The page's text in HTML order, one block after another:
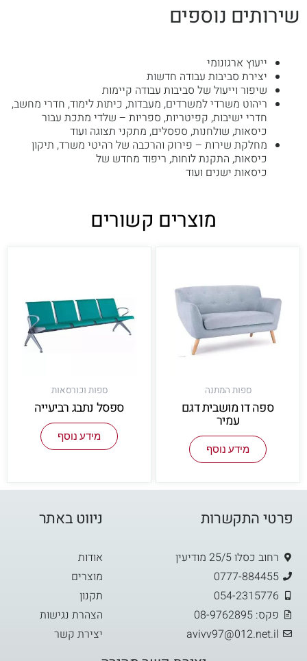
מוצרים קשורים
ספות המתנה
ספה דו מושבית דגם
עמיר
מידע נוסף
ספות וכורסאות
ספסל נתבג רביעייה
מידע נוסף
שירותים נוספים
ייעוץ ארגונומי
יצירת סביבות עבודה חדשות
שיפור וייעול של סביבות עבודה קיימות
ריהוט משרדי למשרדים, מעבדות, כיתות לימוד, חדרי מחשב,
חדרי ישיבות, קפיטריות, ספריות – שלדי מתכת עבור
כיסאות, שולחנות, ספסלים, מתקני תצוגה ועוד
מחלקת שירות – פירוק והרכבה של רהיטי משרד, תיקון
כיסאות, התקנת לוחות, ריפוד מחדש של
כיסאות ישנים ועוד
פרטי התקשרות
רחוב כסלו 25/5 מודיעין
0777-884455
054-2315776
פקס: 08-9762895
avivv97@012.net.il
ניווט באתר
אודות
מוצרים
תקנון
הצהרת נגישות
יצירת קשר